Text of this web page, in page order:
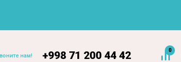
нам! +998 71 200 44 42 0